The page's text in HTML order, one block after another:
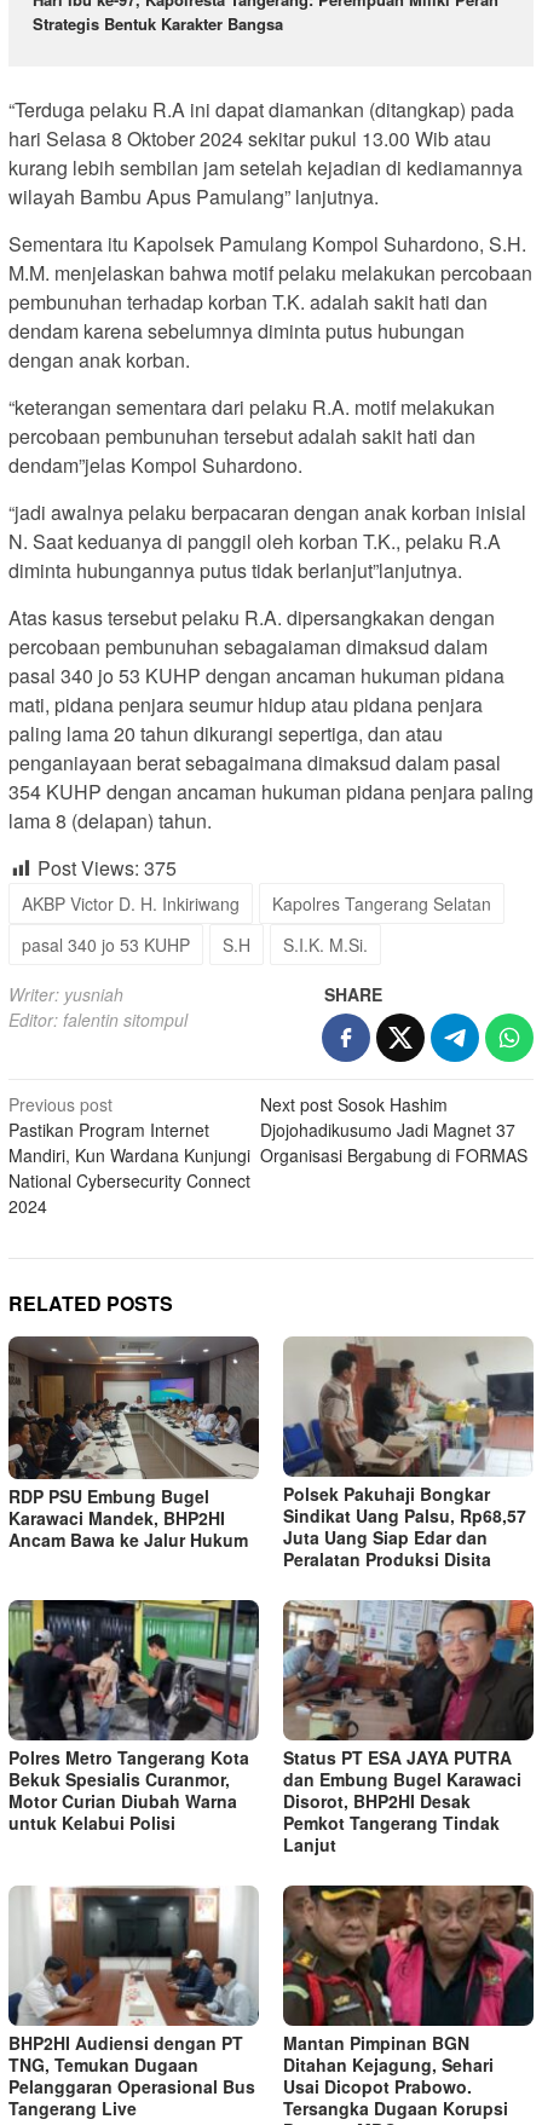
Strategis Bentuk Karakter Bangsa
“Terduga pelaku R.A ini dapat diamankan (ditangkap) pada
hari Selasa 8 Oktober 2024 sekitar pukul 13.00 Wib atau
kurang lebih sembilan jam setelah kejadian di kediamannya
wilayah Bambu Apus Pamulang” lanjutnya.
Sementara itu Kapolsek Pamulang Kompol Suhardono, S.H.
M.M. menjelaskan bahwa motif pelaku melakukan percobaan
pembunuhan terhadap korban T.K. adalah sakit hati dan
dendam karena sebelumnya diminta putus hubungan
dengan anak korban.
“keterangan sementara dari pelaku R.A. motif melakukan
percobaan pembunuhan tersebut adalah sakit hati dan
dendam”jelas Kompol Suhardono.
“jadi awalnya pelaku berpacaran dengan anak korban inisial
N. Saat keduanya di panggil oleh korban T.K., pelaku R.A
diminta hubungannya putus tidak berlanjut”lanjutnya.
Atas kasus tersebut pelaku R.A. dipersangkakan dengan
percobaan pembunuhan sebagaiaman dimaksud dalam
pasal 340 jo 53 KUHP dengan ancaman hukuman pidana
mati, pidana penjara seumur hidup atau pidana penjara
paling lama 20 tahun dikurangi sepertiga, dan atau
penganiayaan berat sebagaimana dimaksud dalam pasal
354 KUHP dengan ancaman hukuman pidana penjara paling
lama 8 (delapan) tahun.
Post Views: 375
AKBP Victor D. H. Inkiriwang
Kapolres Tangerang Selatan
pasal 340 jo 53 KUHP
S.H S.I.K. M.Si.
Writer: yusniah
Editor: falentin sitompul
SHARE
Post
navigation
Previous post
Pastikan Program Internet
Mandiri, Kun Wardana Kunjungi
National Cybersecurity Connect
2024
Next post Sosok Hashim
Djojohadikusumo Jadi Magnet 37
Organisasi Bergabung di FORMAS
RELATED POSTS
RDP PSU Embung Bugel
Karawaci Mandek, BHP2HI
Ancam Bawa ke Jalur Hukum
Polsek Pakuhaji Bongkar
Sindikat Uang Palsu, Rp68,57
Juta Uang Siap Edar dan
Peralatan Produksi Disita
Polres Metro Tangerang Kota
Bekuk Spesialis Curanmor,
Motor Curian Diubah Warna
untuk Kelabui Polisi
Status PT ESA JAYA PUTRA
dan Embung Bugel Karawaci
Disorot, BHP2HI Desak
Pemkot Tangerang Tindak
Lanjut
BHP2HI Audiensi dengan PT
TNG, Temukan Dugaan
Pelanggaran Operasional Bus
Tangerang Live
Mantan Pimpinan BGN
Ditahan Kejagung, Sehari
Usai Dicopot Prabowo.
Tersangka Dugaan Korupsi